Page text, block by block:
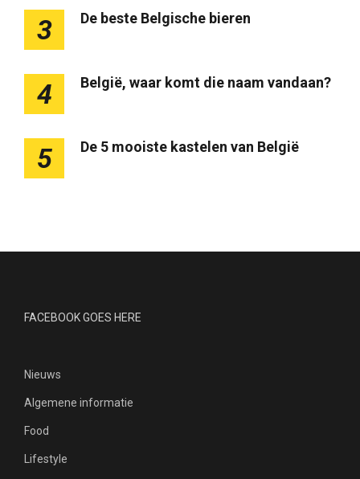
3 De beste Belgische bieren
4 België, waar komt die naam vandaan?
5 De 5 mooiste kastelen van België
FACEBOOK GOES HERE
Nieuws
Algemene informatie
Food
Lifestyle